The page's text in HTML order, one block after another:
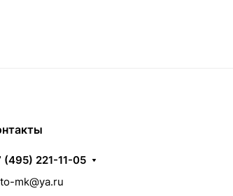
(495) 221-11-05
mk@ya.ru